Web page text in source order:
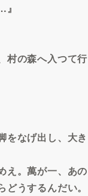
村の森へ入つて行
をなげ出し、大き
え。萬が一、あの
うするんだい。